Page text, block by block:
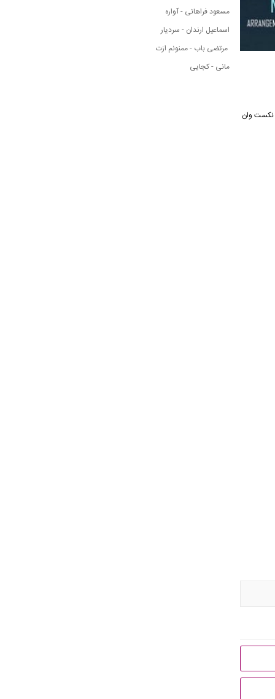
موسیقی نکست وان
مسعود فراهانی - آواره
اسماعیل ارندان - سردیار
مرتضی باب - ممنونم ازت
مانی - کجایی